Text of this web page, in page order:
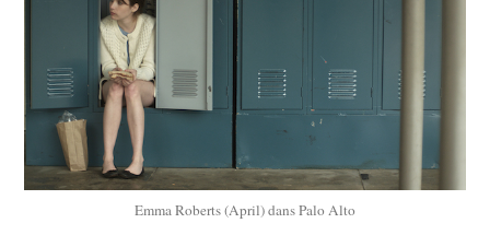
Emma Roberts (April) dans Palo Alto